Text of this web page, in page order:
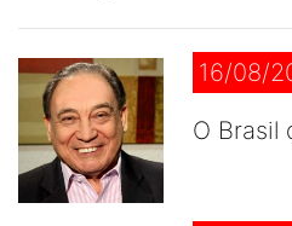
16/08/
O Brasil